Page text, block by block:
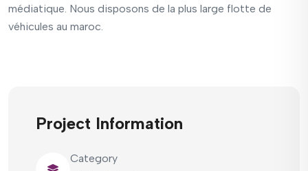
médiatique. Nous disposons de la plus large flotte de
véhicules au maroc.
Project Information
Category